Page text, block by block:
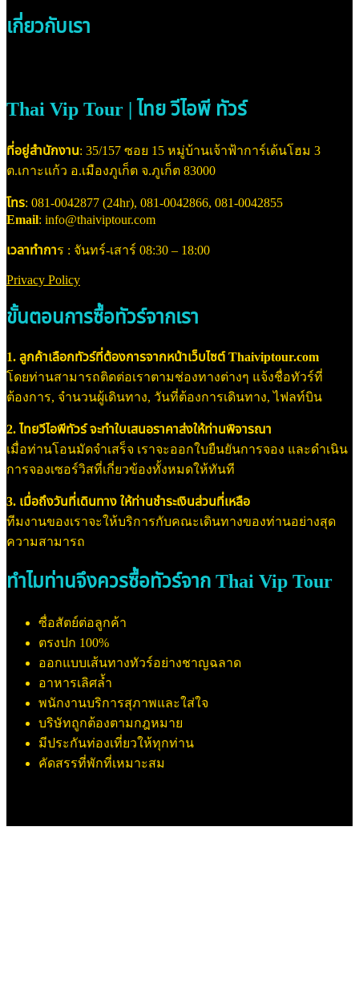
เกี่ยวกับเรา
Thai Vip Tour | ไทย วีไอพี ทัวร์
ที่อยู่สำนักงาน: 35/157 ซอย 15 หมู่บ้านเจ้าฟ้าการ์เด้นโฮม 3
ต.เกาะแก้ว อ.เมืองภูเก็ต จ.ภูเก็ต 83000
โทร: 081-0042877 (24hr), 081-0042866, 081-0042855
Email: info@thaiviptour.com
เวลาทำการ : จันทร์-เสาร์ 08:30 – 18:00
Privacy Policy
ขั้นตอนการซื้อทัวร์จากเรา
1. ลูกค้าเลือกทัวร์ที่ต้องการจากหน้าเว็บไซต์ Thaiviptour.com
โดยท่านสามารถติดต่อเราตามช่องทางต่างๆ แจ้งชื่อทัวร์ที่
ต้องการ, จำนวนผู้เดินทาง, วันที่ต้องการเดินทาง, ไฟลท์บิน
2. ไทยวีไอพีทัวร์ จะทำใบเสนอราคาส่งให้ท่านพิจารณา
เมื่อท่านโอนมัดจำเสร็จ เราจะออกใบยืนยันการจอง และดำเนิน
การจองเซอร์วิสที่เกี่ยวข้องทั้งหมดให้ทันที
3. เมื่อถึงวันที่เดินทาง ให้ท่านชำระเงินส่วนที่เหลือ
ทีมงานของเราจะให้บริการกับคณะเดินทางของท่านอย่างสุด
ความสามารถ
ทำไมท่านจึงควรซื้อทัวร์จาก Thai Vip Tour
ซื่อสัตย์ต่อลูกค้า
ตรงปก 100%
ออกแบบเส้นทางทัวร์อย่างชาญฉลาด
อาหารเลิศล้ำ
พนักงานบริการสุภาพและใส่ใจ
บริษัทถูกต้องตามกฎหมาย
มีประกันท่องเที่ยวให้ทุกท่าน
คัดสรรที่พักที่เหมาะสม